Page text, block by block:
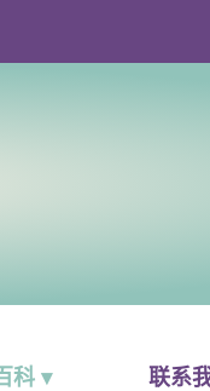
科 ▾ 联系